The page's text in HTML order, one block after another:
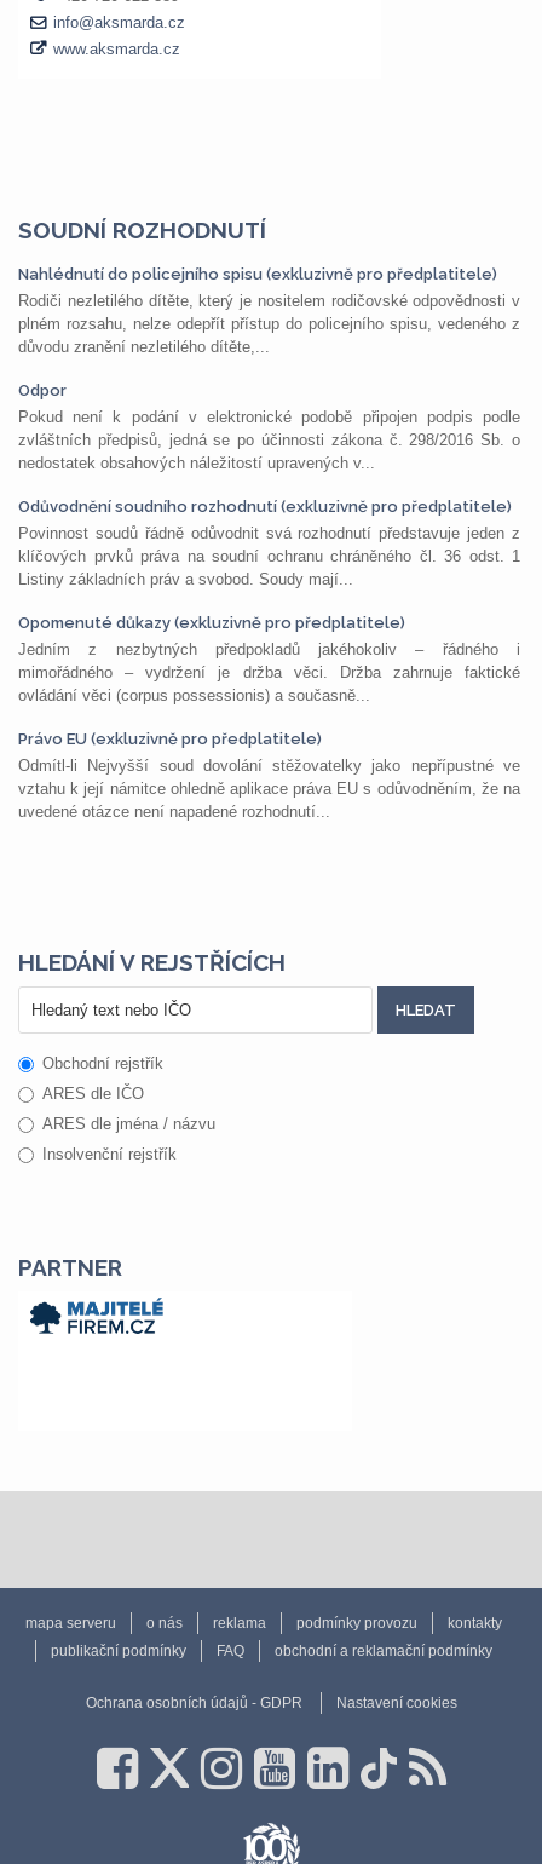
SOUDNÍ ROZHODNUTÍ
Nahlédnutí do policejního spisu (exkluzivně pro předplatitele)
Rodiči nezletilého dítěte, který je nositelem rodičovské odpovědnosti v
plném rozsahu, nelze odepřít přístup do policejního spisu, vedeného z
důvodu zranění nezletilého dítěte,...
Odpor
Pokud není k podání v elektronické podobě připojen podpis podle
zvláštních předpisů, jedná se po účinnosti zákona č. 298/2016 Sb. o
nedostatek obsahových náležitostí upravených v...
Odůvodnění soudního rozhodnutí (exkluzivně pro předplatitele)
Povinnost soudů řádně odůvodnit svá rozhodnutí představuje jeden z
klíčových prvků práva na soudní ochranu chráněného čl. 36 odst. 1
Listiny základních práv a svobod. Soudy mají...
Opomenuté důkazy (exkluzivně pro předplatitele)
Jedním z nezbytných předpokladů jakéhokoliv – řádného i
mimořádného – vydržení je držba věci. Držba zahrnuje faktické
ovládání věci (corpus possessionis) a současně...
Právo EU (exkluzivně pro předplatitele)
Odmítl-li Nejvyšší soud dovolání stěžovatelky jako nepřípustné ve
vztahu k její námitce ohledně aplikace práva EU s odůvodněním, že na
uvedené otázce není napadené rozhodnutí...
HLEDÁNÍ V REJSTŘÍCÍCH
Obchodní rejstřík
ARES dle IČO
ARES dle jména / názvu
Insolvenční rejstřík
PARTNER
mapa serveru o nás reklama podmínky provozu
kontakty
publikační podmínky
FAQ obchodní a reklamační podmínky
Ochrana osobních údajů - GDPR Nastavení cookies